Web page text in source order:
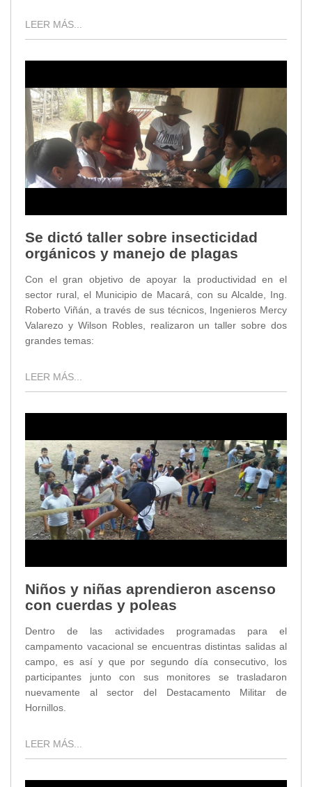
LEER MÁS...
Se dictó taller sobre insecticidad
orgánicos y manejo de plagas
Con el gran objetivo de apoyar la productividad en el
sector rural, el Municipio de Macará, con su Alcalde, Ing.
Roberto Viñán, a través de sus técnicos, Ingenieros Mercy
Valarezo y Wilson Robles, realizaron un taller sobre dos
grandes temas:
LEER MÁS...
Niños y niñas aprendieron ascenso
con cuerdas y poleas
Dentro de las actividades programadas para el
campamento vacacional se encuentras distintas salidas al
campo, es así y que por segundo día consecutivo, los
participantes junto con sus monitores se trasladaron
nuevamente al sector del Destacamento Militar de
Hornillos.
LEER MÁS...